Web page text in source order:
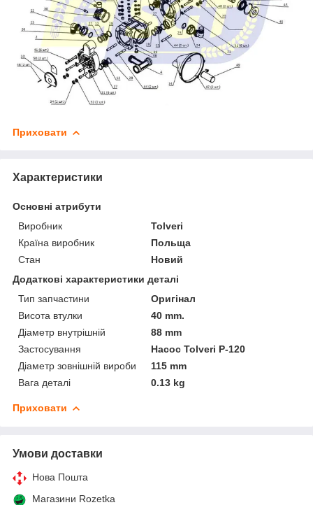
Приховати
Характеристики
Основні атрибути
Виробник
Tolveri
Країна виробник
Польща
Стан
Новий
Додаткові характеристики деталі
Тип запчастини
Оригінал
Висота втулки
40 mm.
Діаметр внутрішній
88 mm
Застосування
Насос Tolveri P-120
Діаметр зовнішній вироби
115 mm
Вага деталі
0.13 kg
Приховати
Умови доставки
Нова Пошта
Магазини Rozetka